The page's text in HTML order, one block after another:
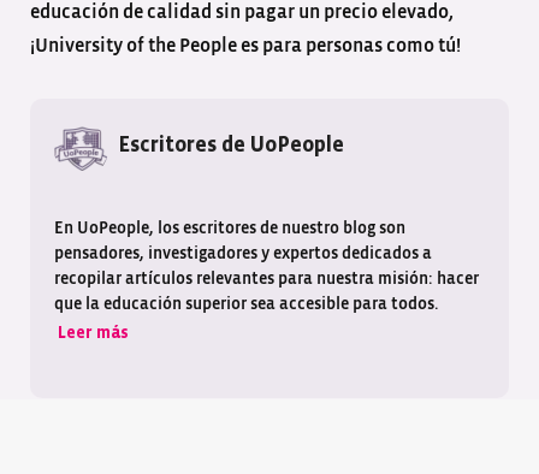
educación de calidad sin pagar un precio elevado,
¡University of the People es para personas como tú!
Escritores de UoPeople
En UoPeople, los escritores de nuestro blog son
pensadores, investigadores y expertos dedicados a
recopilar artículos relevantes para nuestra misión: hacer
que la educación superior sea accesible para todos.
Leer más